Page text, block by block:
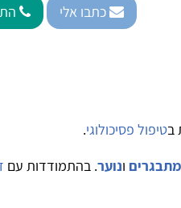
כתבו אלי
בטיפול פסיכולוגי.
מתבגרים ונוער. בהתמודדות עם